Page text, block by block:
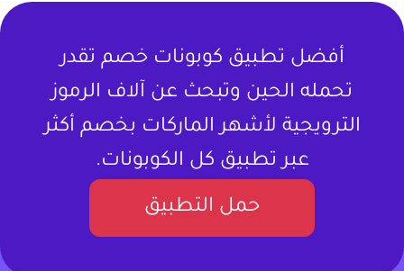
أفضل تطبيق كوبونات خصم تقدر
تحمله الحين وتبحث عن آلاف الرموز
الترويجية لأشهر الماركات بخصم أكثر
عبر تطبيق كل الكوبونات.
حمل التطبيق